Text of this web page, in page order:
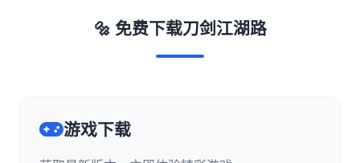
🔩 免费下载刀剑江湖路
游戏下载